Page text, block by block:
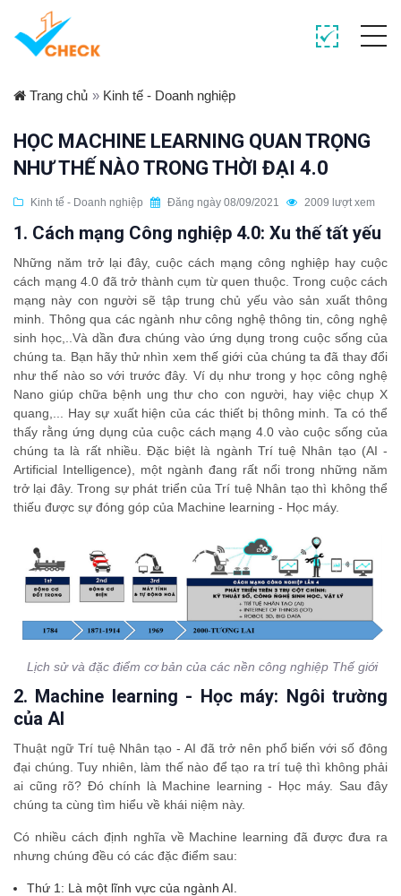
Trang chủ » Kinh tế - Doanh nghiệp
HỌC MACHINE LEARNING QUAN TRỌNG
NHƯ THẾ NÀO TRONG THỜI ĐẠI 4.0
Kinh tế - Doanh nghiệp Đăng ngày 08/09/2021 2009 lượt xem
1. Cách mạng Công nghiệp 4.0: Xu thế tất yếu
Những năm trở lại đây, cuộc cách mạng công nghiệp hay cuộc
cách mạng 4.0 đã trở thành cụm từ quen thuộc. Trong cuộc cách
mạng này con người sẽ tập trung chủ yếu vào sản xuất thông
minh. Thông qua các ngành như công nghệ thông tin, công nghệ
sinh học,..Và dần đưa chúng vào ứng dụng trong cuộc sống của
chúng ta. Bạn hãy thử nhìn xem thế giới của chúng ta đã thay đổi
như thế nào so với trước đây. Ví dụ như trong y học công nghệ
Nano giúp chữa bệnh ung thư cho con người, hay việc chụp X
quang,... Hay sự xuất hiện của các thiết bị thông minh. Ta có thể
thấy rằng ứng dụng của cuộc cách mạng 4.0 vào cuộc sống của
chúng ta là rất nhiều. Đặc biệt là ngành Trí tuệ Nhân tạo (AI -
Artificial Intelligence), một ngành đang rất nổi trong những năm
trở lại đây. Trong sự phát triển của Trí tuệ Nhân tạo thì không thể
thiếu được sự đóng góp của Machine learning - Học máy.
Lịch sử và đặc điểm cơ bản của các nền công nghiệp Thế giới
2. Machine learning - Học máy: Ngôi trường
của AI
Thuật ngữ Trí tuệ Nhân tạo - AI đã trở nên phổ biến với số đông
đại chúng. Tuy nhiên, làm thế nào để tạo ra trí tuệ thì không phải
ai cũng rõ? Đó chính là Machine learning - Học máy. Sau đây
chúng ta cùng tìm hiểu về khái niệm này.
Có nhiều cách định nghĩa về Machine learning đã được đưa ra
nhưng chúng đều có các đặc điểm sau:
Thứ 1: Là một lĩnh vực của ngành AI.